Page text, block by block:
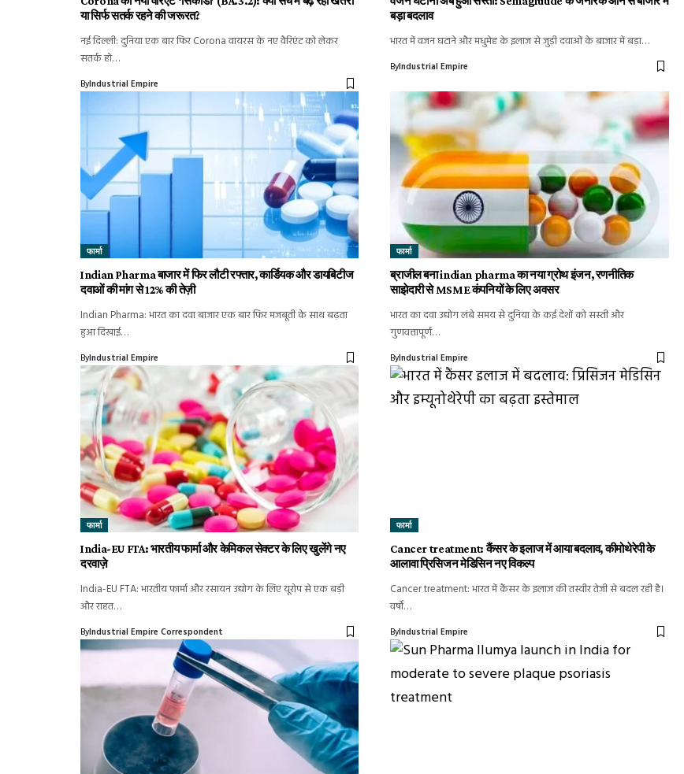
या सिर्फ सतर्क रहने की जरूरत?
नई दिल्ली: दुनिया एक बार फिर Corona वायरस के नए वैरिएंट को लेकर
सतर्क हो…
ByIndustrial Empire
बड़ा बदलाव
भारत में वजन घटाने और मधुमेह के इलाज से जुड़ी दवाओं के बाजार में बड़ा…
ByIndustrial Empire
फार्मा
Indian Pharma बाजार में फिर लौटी रफ्तार, कार्डियक और डायबिटीज
दवाओं की मांग से 12% की तेज़ी
Indian Pharma: भारत का दवा बाजार एक बार फिर मजबूती के साथ बढ़ता
हुआ दिखाई…
ByIndustrial Empire
फार्मा
ब्राजील बना indian pharma का नया ग्रोथ इंजन, रणनीतिक
साझेदारी से MSME कंपनियों के लिए अवसर
भारत का दवा उद्योग लंबे समय से दुनिया के कई देशों को सस्ती और
गुणवत्तापूर्ण…
ByIndustrial Empire
फार्मा
India-EU FTA: भारतीय फार्मा और केमिकल सेक्टर के लिए खुलेंगे नए
दरवाज़े
India-EU FTA: भारतीय फार्मा और रसायन उद्योग के लिए यूरोप से एक बड़ी
और राहत…
ByIndustrial Empire Correspondent
फार्मा
Cancer treatment: कैंसर के इलाज में आया बदलाव, कीमोथेरेपी के
आलावा प्रिसिजन मेडिसिन नए विकल्प
Cancer treatment: भारत में कैंसर के इलाज की तस्वीर तेज़ी से बदल रही है।
वर्षों…
ByIndustrial Empire